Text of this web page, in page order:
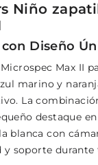
Niño
Diseño
Max II
marino y
La
destaque
blanca con
soporte durante